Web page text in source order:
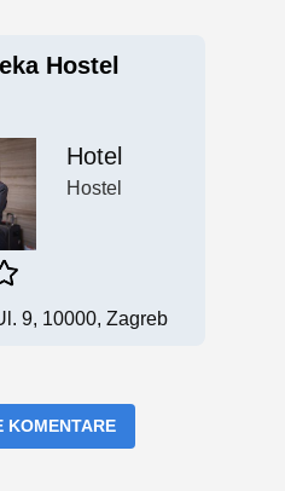
Hostel
Hotel
Hostel
9, 10000, Zagreb
KOMENTARE